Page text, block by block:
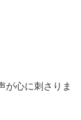
が心に刺さりま